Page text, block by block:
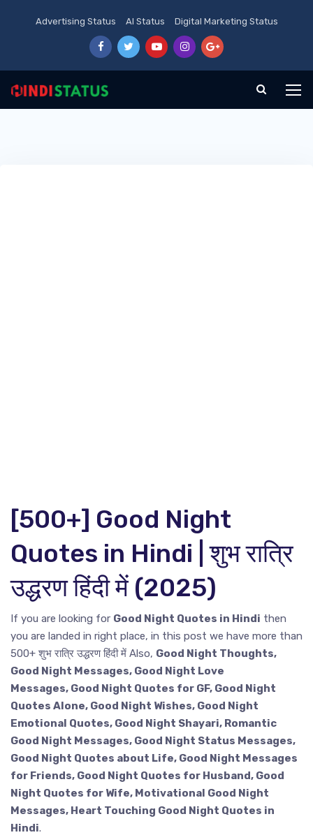
Advertising Status AI Status Digital Marketing Status
[500+] Good Night
Quotes in Hindi | शुभ रात्रि
उद्धरण हिंदी में (2025)
If you are looking for Good Night Quotes in Hindi then
you are landed in right place, in this post we have more than
500+ शुभ रात्रि उद्धरण हिंदी में Also, Good Night Thoughts,
Good Night Messages, Good Night Love
Messages, Good Night Quotes for GF, Good Night
Quotes Alone, Good Night Wishes, Good Night
Emotional Quotes, Good Night Shayari, Romantic
Good Night Messages, Good Night Status Messages,
Good Night Quotes about Life, Good Night Messages
for Friends, Good Night Quotes for Husband, Good
Night Quotes for Wife, Motivational Good Night
Messages, Heart Touching Good Night Quotes in
Hindi.